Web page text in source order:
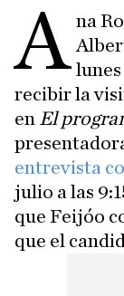
A na
recibir la
en El
entrevista
julio a las
que Feijóo
que el